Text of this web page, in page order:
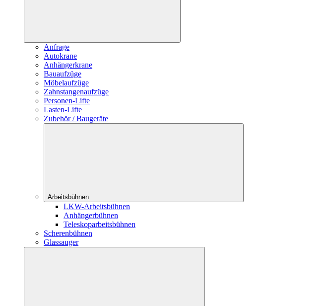
Anfrage
Autokrane
Anhängerkrane
Bauaufzüge
Möbelaufzüge
Zahnstangenaufzüge
Personen-Lifte
Lasten-Lifte
Zubehör / Baugeräte
Arbeitsbühnen
LKW-Arbeitsbühnen
Anhängerbühnen
Teleskoparbeitsbühnen
Scherenbühnen
Glassauger